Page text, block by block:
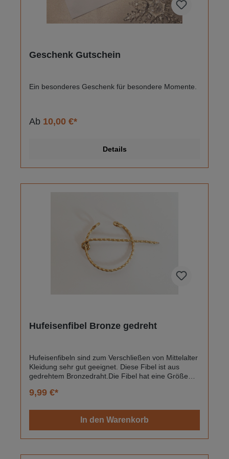
Geschenk Gutschein
Ein besonderes Geschenk für besondere Momente.
Ab 10,00 €*
Details
Hufeisenfibel Bronze gedreht
Hufeisenfibeln sind zum Verschließen von Mittelalter
Kleidung sehr gut geeignet. Diese Fibel ist aus
gedrehtem Bronzedraht.Die Fibel hat eine Größe
können leichte Unterschiede möglich
Sicherheitsanforderungen. Warnhinweise: Spitzer
Gegenstand/Verletzungsgefahr bei unsachgemäßer
Verwendung. Schmuck nicht während der Arbeit an
9,99 €*
In den Warenkorb